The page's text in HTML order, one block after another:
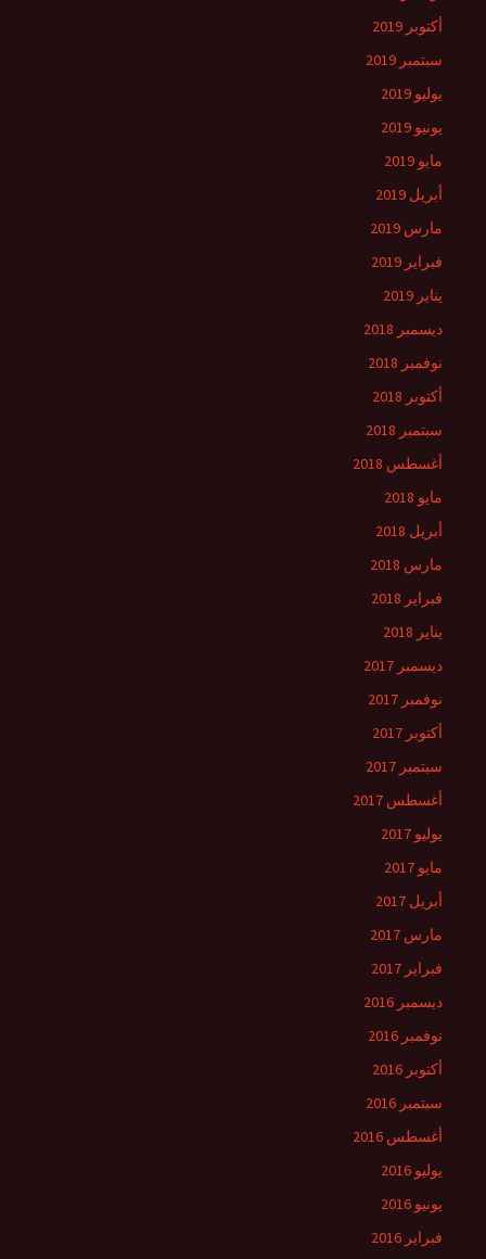
أكتوبر 2019
سبتمبر 2019
يوليو 2019
يونيو 2019
مايو 2019
أبريل 2019
مارس 2019
فبراير 2019
يناير 2019
ديسمبر 2018
نوفمبر 2018
أكتوبر 2018
سبتمبر 2018
أغسطس 2018
مايو 2018
أبريل 2018
مارس 2018
فبراير 2018
يناير 2018
ديسمبر 2017
نوفمبر 2017
أكتوبر 2017
سبتمبر 2017
أغسطس 2017
يوليو 2017
مايو 2017
أبريل 2017
مارس 2017
فبراير 2017
ديسمبر 2016
نوفمبر 2016
أكتوبر 2016
سبتمبر 2016
أغسطس 2016
يوليو 2016
يونيو 2016
فبراير 2016